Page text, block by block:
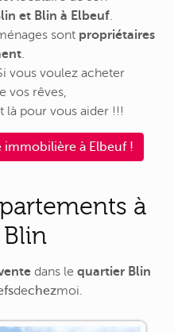
et Blin à Elbeuf
sont propriétaires
vous voulez acheter
vos rêves,
là pour vous aider !!!
immobilière à Elbeuf !
à
dans le quartier Blin
dechezmoi.